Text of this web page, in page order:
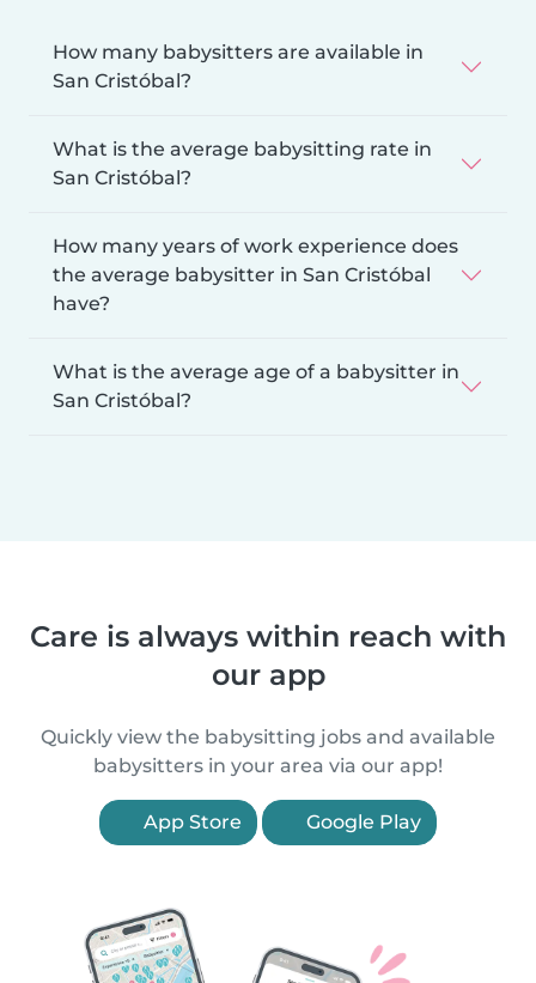
How many babysitters are available in
San Cristóbal?
What is the average babysitting rate in
San Cristóbal?
How many years of work experience does
the average babysitter in San Cristóbal
have?
What is the average age of a babysitter in
San Cristóbal?
Care is always within reach with
our app
Quickly view the babysitting jobs and available
babysitters in your area via our app!
App Store Google Play